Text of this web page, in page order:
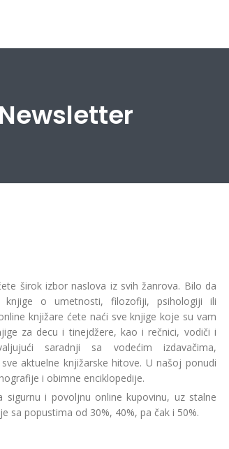
širok izbor naslova iz svih žanrova. Bilo da
knjige o umetnosti, filozofiji, psihologiji ili
knjižare ćete naći sve knjige koje su vam
za decu i tinejdžere, kao i rečnici, vodiči i
saradnji sa vodećim izdavačima,
aktuelne knjižarske hitove. U našoj ponudi
i obimne enciklopedije.
sigurnu i povoljnu online kupovinu, uz stalne
sa popustima od 30%, 40%, pa čak i 50%.